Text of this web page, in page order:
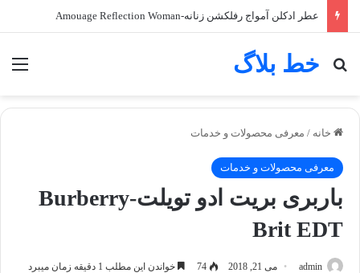
عطر ادکلن آمواج رفلکشن زنانه-Amouage Reflection Woman
خط بلاگ
جستجو برای
خانه / معرفی محصولات و خدمات
معرفی محصولات و خدمات
باربری بریت ادو تویلت-Burberry
Brit EDT
admin می 21, 2018 74 خواندن این مطلب 1 دقیقه زمان میبرد